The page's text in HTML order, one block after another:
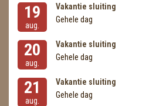
19
aug.
Vakantie sluiting
Gehele dag
20
aug.
Vakantie sluiting
Gehele dag
21
aug.
Vakantie sluiting
Gehele dag